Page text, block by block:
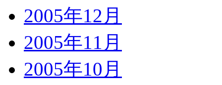
2005年12月
2005年11月
2005年10月